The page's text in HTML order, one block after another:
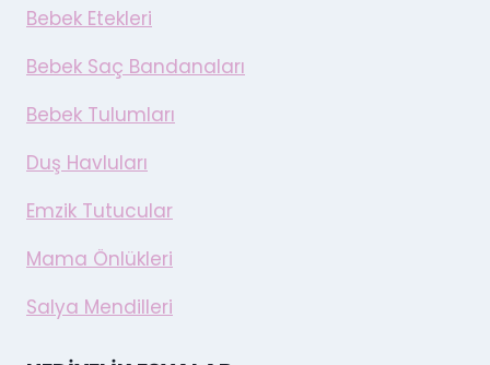
Bebek Etekleri
Bebek Saç Bandanaları
Bebek Tulumları
Duş Havluları
Emzik Tutucular
Mama Önlükleri
Salya Mendilleri